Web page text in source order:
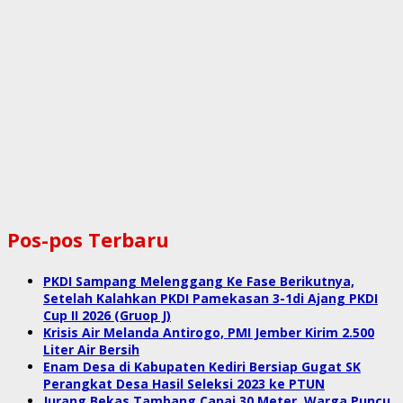
Pos-pos Terbaru
PKDI Sampang Melenggang Ke Fase Berikutnya,
Setelah Kalahkan PKDI Pamekasan 3-1di Ajang PKDI
Cup II 2026 (Gruop J)
Krisis Air Melanda Antirogo, PMI Jember Kirim 2.500
Liter Air Bersih
Enam Desa di Kabupaten Kediri Bersiap Gugat SK
Perangkat Desa Hasil Seleksi 2023 ke PTUN